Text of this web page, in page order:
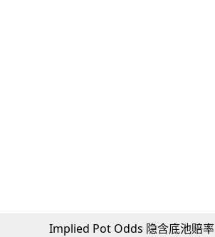
Implied Pot Odds 隐含底池赔率